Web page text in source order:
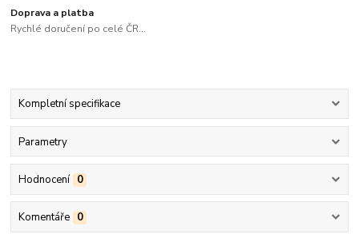
Doprava a platba
Rychlé doručení po celé ČR...
Kompletní specifikace
Parametry
Hodnocení 0
Komentáře 0